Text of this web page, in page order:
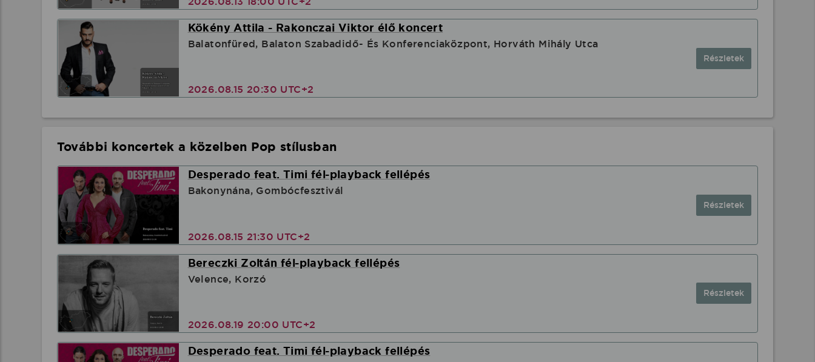
Kökény Attila - Rakonczai Viktor élő koncert
Balatonfüred, Balaton Szabadidő- És Konferenciaközpont, Horváth Mihály Utca
2026.08.15 20:30 UTC+2
Részletek
További koncertek a közelben Pop stílusban
Desperado feat. Timi fél-playback fellépés
Bakonynána, Gombócfesztivál
2026.08.15 21:30 UTC+2
Részletek
Bereczki Zoltán fél-playback fellépés
Velence, Korzó
2026.08.19 20:00 UTC+2
Részletek
Desperado feat. Timi fél-playback fellépés